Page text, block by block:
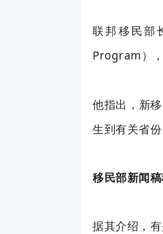
联邦移民部
Program）
他指出，新
生到有关省
移民部新闻
据其介绍，